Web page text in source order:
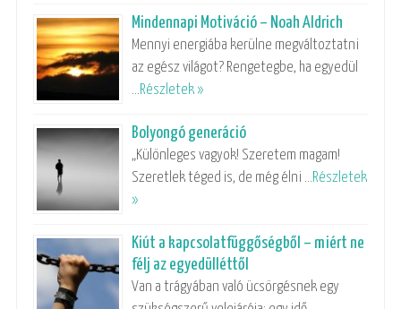
Mindennapi Motiváció – Noah Aldrich
Mennyi energiába kerülne megváltoztatni
az egész világot? Rengetegbe, ha egyedül
…Részletek »
Bolyongó generáció
„Különleges vagyok! Szeretem magam!
Szeretlek téged is, de még élni …Részletek
»
Kiút a kapcsolatfüggőségből – miért ne
félj az egyedülléttől
Van a trágyában való ücsörgésnek egy